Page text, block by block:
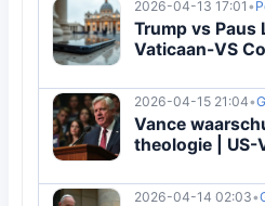
2026-04-13 17:01 •
Trump vs Paus
Vaticaan-VS
2026-04-15 21:04•
Vance
theologie |
2026-04-14 02:03•